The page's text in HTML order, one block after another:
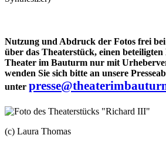
Nutzung und Abdruck der Fotos frei
über das Theaterstück, einen
Theater im Bauturm nur mit
wenden Sie sich bitte an unsere
unter
(c) Laura Thomas